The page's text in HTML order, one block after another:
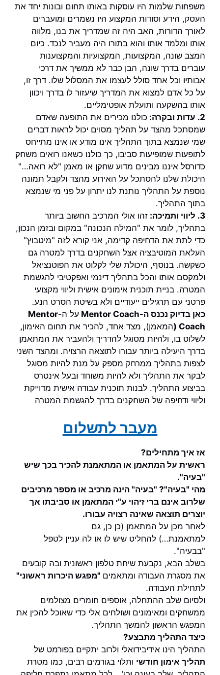
משפחות שלמות היו עוסקות באותו תחום ובונות יחד את
העסק, הידע וסודות המקצוע היו נשמרים ומועברים
לאורך הדורות, האב היה זה שמדריך את בנו, מלווה
אותו ומלמד אותו והוא בתורו היה מעביר לנכד. כיום
המצב שונה, המקצועות, המקצועיות והמקצוענות
עוברים בדרך שונה, הבן כבר לא ממשיך את דרכי
אבותיו וכל אחד סולל לעצמו את המסלול שלו. דרך זו,
על כל אדם למצוא את המדריך שיעזור לו בדרך ויכוון
אותו בהשקעה ותועלת אופטימליים.
2. עדות ובקרה:
כולנו מכירים את התופעה שאדם
שמסתכל מהצד על תהליך מסוים יכול לראות דברים
שמי שנמצא בתוך התהליך אינו מודע או אינו מתייחס
לתופעות שמופיעות סביבו, כך כולנו כשאנו רואים משחק
כדורסל איננו מבינים מדוע שחקן או מאמן "לא רואה…"
היכולת שלנו להסתכל על האירוע מהצד ולקבל תמונה
נוספת על התהליך נותנת לנו יתרון על פני מי שנמצא
בתוך התהליך.
3. ליווי ותמיכה:
זהו אולי המרכיב החשוב ביותר
בתהליך, לומר את "המילה הנכונה" במקום ובזמן הנכון,
כדי לתת את הדחיפה קדימה, אני קורא לזה "מיטבוץ"
העלאת המוטיבציה אצל השחקנים בדרך למטרה גם
כשקשה. בנוסף, היכולת שלי לקלוט את הפוטנציאל
ולמקסם אותו והכל בתהליך דינמי ואפקטיבי להגשמת
המטרה. בניית תוכנית אימונים אישית וליווי מקצועי
פרטני עם תרגילים ייעודיים ולא בשיטת הסרט הנע.
כאן בדיוק נכנס ה-Mentor Coach
על ה-Mentor
Coach ( המאמן), מצד אחד, להכיר את תחום האימון,
לשלוט בו, ולהיות מסוגל להדריך ולהעביר את המתאמן
בדרך היעילה ביותר עבורו לתוצאה הרצויה. ומהצד השני
לצפות בתהליך ממרחק מספק על מנת להיות מסוגל
לבקר את התהליך ולא להיות משוחד ובעל אינטרס
בביצוע התהליך. לבנות תוכנית עבודה אישית מדוייקת
וליווי ודחיפה של השחקנים בדרך להגשמת המטרה
מעבר לתשלום
אז איך מתחילים?
ראשית על המתאמן או המתאמנת להכיר בכך שיש
"בעיה".
מהי "בעיה"? "בעיה" הינה מרכיב או מספר מרכיבים
שלרוב אינם ברי זיהוי ע"י המתאמן או סביבתו אך
יוצרים תוצאה שאינה רצויה עבורו.
לאחר מכן על המתאמן (כן כן, גם
למתאמנת…) להחליט שיש לו או לה עניין לטפל
"בבעיה".
בשלב הבא, נקבעת שיחת טלפון ראשונית ובה קובעים
את מסגרת העבודה ומתאמים "מפגש היכרות ראשוני"
לתחילת העבודה.
ולסיום שלב ההתחלה, אוספים חומרים מצולמים
ממשחקים ומאימונים ושולחים אלי כדי שאוכל להכין את
המפגש הראשון להמשך התהליך.
כיצד התהליך מתבצע?
התהליך הינו אידיבידואלי ולרוב יתקיים בפורמט של
תהליך אימון חודשי ותלוי בגורמים רבים, כמו מטרת